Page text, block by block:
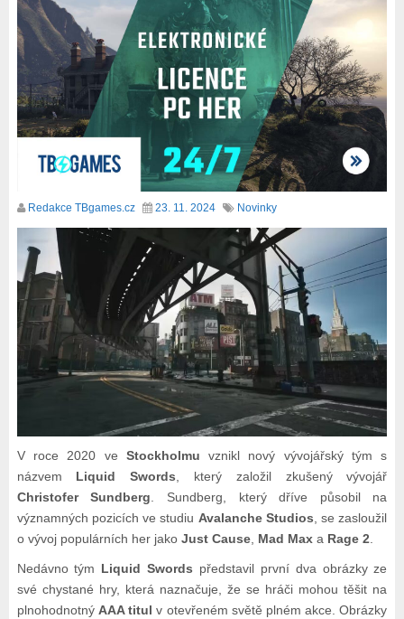
Redakce TBgames.cz 23. 11. 2024 Novinky
V roce 2020 ve Stockholmu vznikl nový vývojářský tým s
názvem Liquid Swords , který založil zkušený vývojář
Christofer Sundberg . Sundberg, který dříve působil na
významných pozicích ve studiu Avalanche Studios , se zasloužil
o vývoj populárních her jako Just Cause, Mad Maxa Rage 2
Nedávno tým Liquid Swords představil první dva obrázky ze
své chystané hry, která naznačuje, že se hráči mohou těšit na
plnohodnotný AAA titul v otevřeném světě plném akce. Obrázky